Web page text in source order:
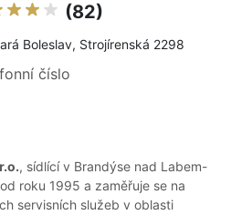
(82)
Boleslav, Strojírenská 2298
číslo
, sídlící v Brandýse nad Labem-
roku 1995 a zaměřuje se na
servisních služeb v oblasti